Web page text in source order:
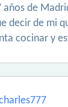
años de
decir de mi
cocinar y